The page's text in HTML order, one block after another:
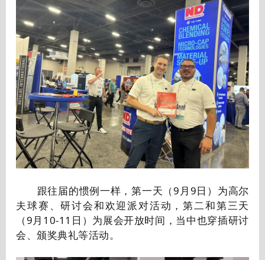
跟往届的惯例一样，第一天（9月9日）为高尔
夫球赛、研讨会和欢迎派对活动，第二和第三天
（9月10-11日）为展会开放时间，当中也穿插研讨
会、颁奖典礼等活动。